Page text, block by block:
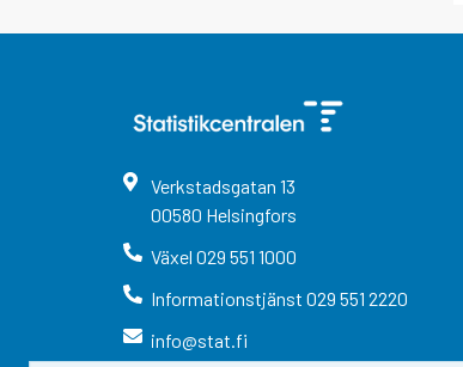
Verkstadsgatan 13
00580 Helsingfors
Växel 029 551 1000
Informationstjänst 029 551 2220
info@stat.fi